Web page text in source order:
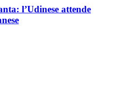
l’Udinese attende